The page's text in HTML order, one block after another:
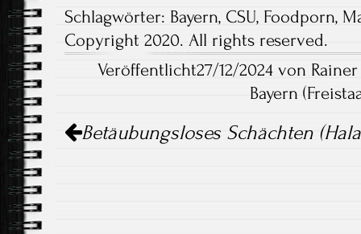
Schlagwörter: Bayern, CSU, Foodporn,
Copyright 2020. All rights reserved.
Veröffentlicht27/12/2024 von
Bayern
Navigation
Betäubungsloses Schächten